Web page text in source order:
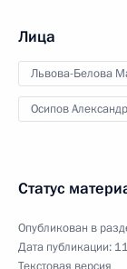
Лица
Львова-Белова
Осипов
Статус
Опубликован в
Дата публикации: